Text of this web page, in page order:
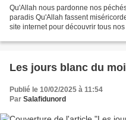
Qu'Allah nous pardonne nos
paradis Qu'Allah fassent
site internet pour découvrir tous
Publié le 10/02/2025 à 11:54
Par Salafidunord